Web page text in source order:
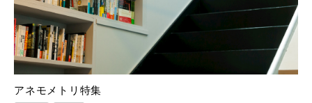
アネモメトリ特集